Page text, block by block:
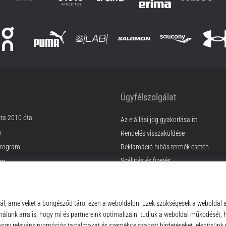
2010 óta
Feltételek
Ügyfélszolgálat
Az elállási jog gyakorlása itt
Rendelés visszaküldése
Reklamáció hibás termék esetén
Szállítás és fizetés
GyIK
Adatvédelmi nyilatkozat